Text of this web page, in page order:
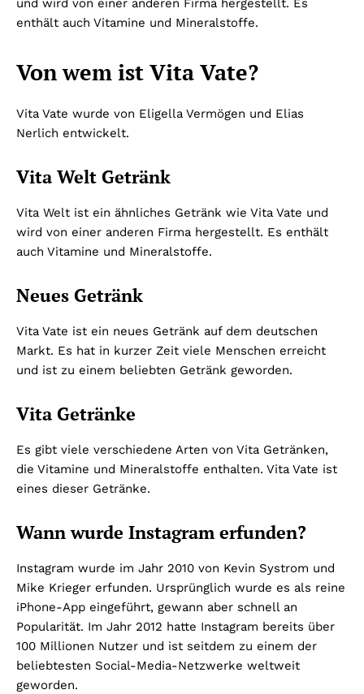
und wird von einer anderen Firma hergestellt. Es
enthält auch Vitamine und Mineralstoffe.
Von wem ist Vita Vate?
Vita Vate wurde von Eligella Vermögen und Elias
Nerlich entwickelt.
Vita Welt Getränk
Vita Welt ist ein ähnliches Getränk wie Vita Vate und
wird von einer anderen Firma hergestellt. Es enthält
auch Vitamine und Mineralstoffe.
Neues Getränk
Vita Vate ist ein neues Getränk auf dem deutschen
Markt. Es hat in kurzer Zeit viele Menschen erreicht
und ist zu einem beliebten Getränk geworden.
Vita Getränke
Es gibt viele verschiedene Arten von Vita Getränken,
die Vitamine und Mineralstoffe enthalten. Vita Vate ist
eines dieser Getränke.
Wann wurde Instagram erfunden?
Instagram wurde im Jahr 2010 von Kevin Systrom und
Mike Krieger erfunden. Ursprünglich wurde es als reine
iPhone-App eingeführt, gewann aber schnell an
Popularität. Im Jahr 2012 hatte Instagram bereits über
100 Millionen Nutzer und ist seitdem zu einem der
beliebtesten Social-Media-Netzwerke weltweit
geworden.